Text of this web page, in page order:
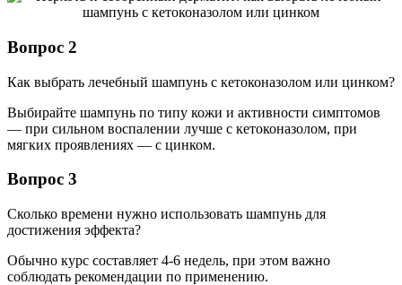
Вопрос 2
Как выбрать лечебный шампунь с кетоконазолом или цинком?
Выбирайте шампунь по типу кожи и активности симптомов
— при сильном воспалении лучше с кетоконазолом, при
мягких проявлениях — с цинком.
Вопрос 3
Сколько времени нужно использовать шампунь для
достижения эффекта?
Обычно курс составляет 4-6 недель, при этом важно
соблюдать рекомендации по применению.